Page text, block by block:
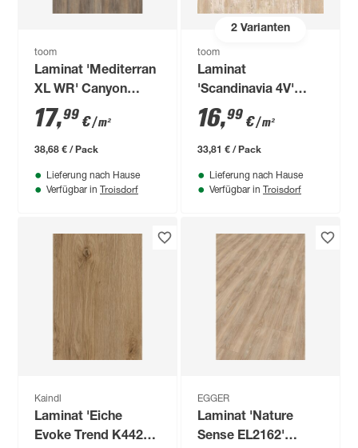
toom
Laminat 'Mediterran
XL WR' Canyon
Eiche naturfarben
wasserresistent 8
mm
17,99 €/ m²
38,68 € / Pack
Lieferung nach Hause
Verfügbar in Troisdorf
2Varianten
toom
Laminat
'Scandinavia 4V'
Schlosseiche
graubraun 8 mm
16,99 €/ m²
33,81 € / Pack
Lieferung nach Hause
Verfügbar in Troisdorf
Kaindl
Laminat 'Eiche
Evoke Trend K4421
EGGER
Laminat 'Nature
Sense EL2162'